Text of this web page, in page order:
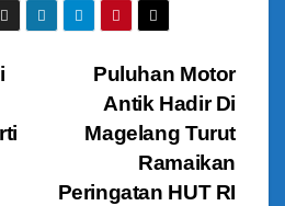
Puluhan Motor
Antik Hadir Di
Magelang Turut
Ramaikan
Peringatan HUT RI